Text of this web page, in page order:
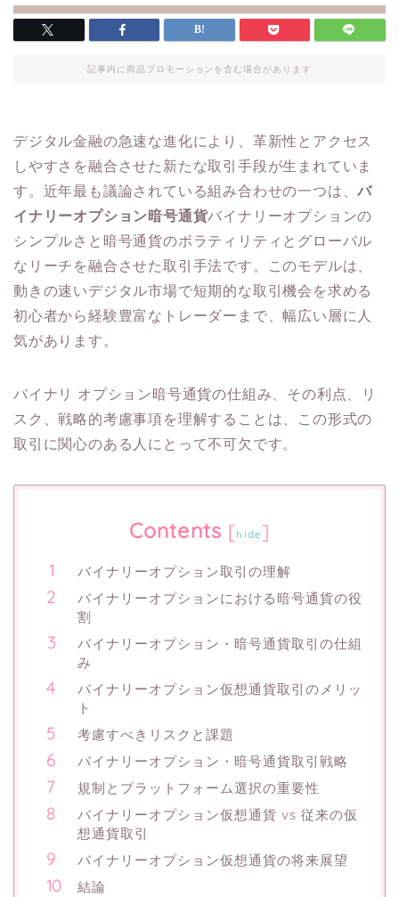
記事内に商品プロモーションを含む場合があります
デジタル金融の急速な進化により、革新性とアクセス
しやすさを融合させた新たな取引手段が生まれていま
す。近年最も議論されている組み合わせの一つは、バ
イナリーオプション暗号通貨バイナリーオプションの
シンプルさと暗号通貨のボラティリティとグローバル
なリーチを融合させた取引手法です。このモデルは、
動きの速いデジタル市場で短期的な取引機会を求める
初心者から経験豊富なトレーダーまで、幅広い層に人
気があります。
バイナリ オプション暗号通貨の仕組み、その利点、リ
スク、戦略的考慮事項を理解することは、この形式の
取引に関心のある人にとって不可欠です。
Contents [hide ]
バイナリーオプション取引の理解
バイナリーオプションにおける暗号通貨の役
割
バイナリーオプション・暗号通貨取引の仕組
み
バイナリーオプション仮想通貨取引のメリッ
ト
考慮すべきリスクと課題
バイナリーオプション・暗号通貨取引戦略
規制とプラットフォーム選択の重要性
バイナリーオプション仮想通貨 vs 従来の仮
想通貨取引
バイナリーオプション仮想通貨の将来展望
結論